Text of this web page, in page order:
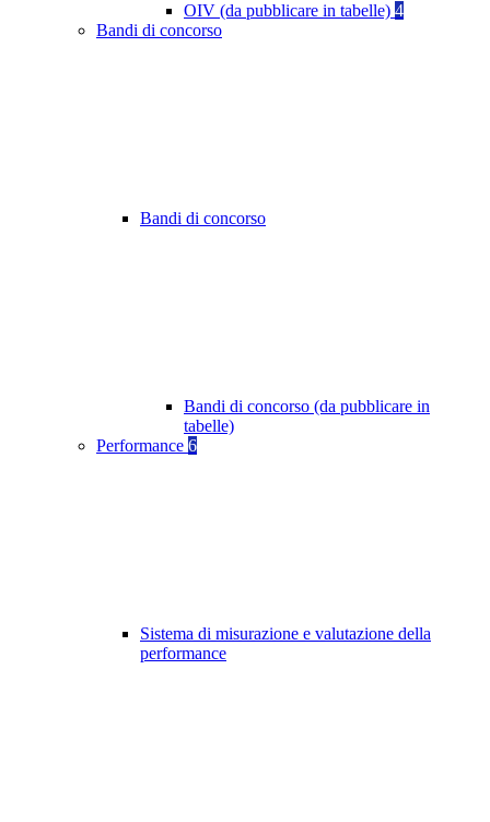
OIV (da pubblicare in tabelle) 4
Bandi di concorso
Bandi di concorso
Bandi di concorso (da pubblicare in
tabelle)
Performance 6
Sistema di misurazione e valutazione della
performance